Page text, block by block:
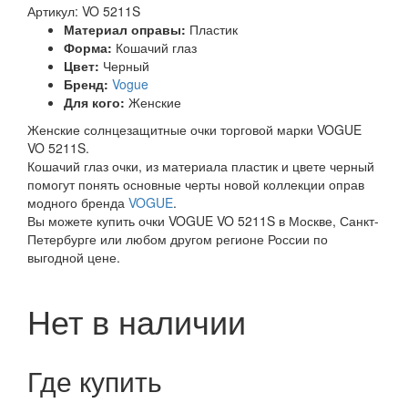
Артикул: VO 5211S
Материал оправы: Пластик
Форма: Кошачий глаз
Цвет: Черный
Бренд: Vogue
Для кого: Женские
Женские солнцезащитные очки торговой марки VOGUE
VO 5211S.
Кошачий глаз очки, из материала пластик и цвете черный
помогут понять основные черты новой коллекции оправ
модного бренда VOGUE.
Вы можете купить очки VOGUE VO 5211S в Москве, Санкт-
Петербурге или любом другом регионе России по
выгодной цене.
Нет в наличии
Где купить